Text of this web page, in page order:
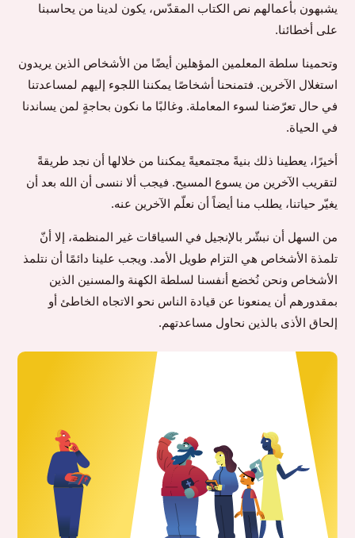
يشبهون بأعمالهم نص الكتاب المقدّس، يكون لدينا من يحاسبنا
على أخطائنا.
وتحمينا سلطة المعلمين المؤهلين أيضًا من الأشخاص الذين يريدون
استغلال الآخرين. فتمنحنا أشخاصًا يمكننا اللجوء إليهم لمساعدتنا
في حال تعرّضنا لسوء المعاملة. وغالبًا ما نكون بحاجةٍ لمن يساندنا
في الحياة.
أخيرًا، يعطينا ذلك بنيةً مجتمعيةً يمكننا من خلالها أن نجد طريقةً
لتقريب الآخرين من يسوع المسيح. فيجب ألا ننسى أن الله بعد أن
يغيّر حياتنا، يطلب منا أيضاً أن نعلّم الآخرين عنه.
من السهل أن نبشّر بالإنجيل في السياقات غير المنظمة، إلا أنّ
تلمذة الأشخاص هي التزام طويل الأمد. ويجب علينا دائمًا أن نتلمذ
الأشخاص ونحن نُخضع أنفسنا لسلطة الكهنة والمسنين الذين
بمقدورهم أن يمنعونا عن قيادة الناس نحو الاتجاه الخاطئ أو
إلحاق الأذى بالذين نحاول مساعدتهم.